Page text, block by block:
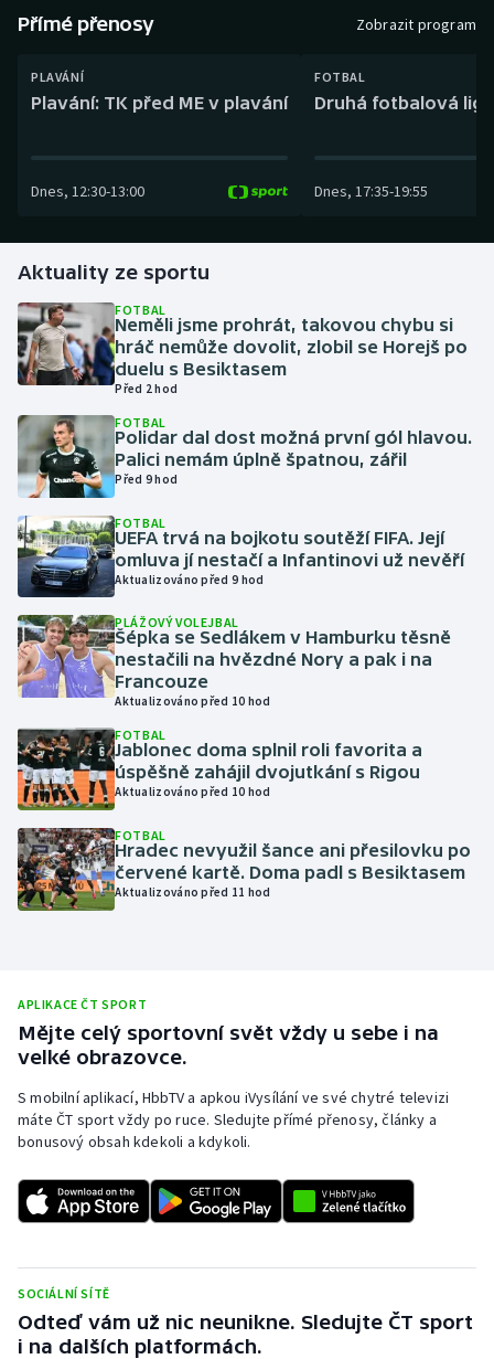
Boby a skeleton
Box
Futsal
Golf
Gymnastika
Házená
Jezdectví
Judo
Krasobruslení
Lezení
Lyže a snowboard
Moderní pětiboj
Motorsport
Olympijské hry
Parasport
Rychlobruslení
Rychlostní kanoistika
Sportovní střelba
Stolní tenis
AZ kvíz
Přímé přenosy Zobrazit program
PLAVÁNÍ
Plavání: TK před ME v plavání
Dnes, 12:30-13:00
FOTBAL
Druhá fotbalová
Dnes, 17:35-19:55
Aktuality ze sportu
FOTBAL
Neměli jsme prohrát, takovou chybu si
hráč nemůže dovolit, zlobil se Horejš po
duelu s Besiktasem
Před 2 hod
FOTBAL
Polidar dal dost možná první gól hlavou.
Palici nemám úplně špatnou, zářil
Před 9 hod
FOTBAL
UEFA trvá na bojkotu soutěží FIFA. Její
omluva jí nestačí a Infantinovi už nevěří
Aktualizováno před 9 hod
PLÁŽOVÝ VOLEJBAL
Šépka se Sedlákem v Hamburku těsně
nestačili na hvězdné Nory a pak i na
Francouze
Aktualizováno před 10 hod
FOTBAL
Jablonec doma splnil roli favorita a
úspěšně zahájil dvojutkání s Rigou
Aktualizováno před 10 hod
FOTBAL
Hradec nevyužil šance ani přesilovku po
červené kartě. Doma padl s Besiktasem
Aktualizováno před 11 hod
APLIKACE ČT SPORT
Mějte celý sportovní svět vždy u sebe i na
velké obrazovce.
S mobilní aplikací, HbbTV a apkou iVysílání ve své chytré televizi
máte ČT sport vždy po ruce. Sledujte přímé přenosy, články a
bonusový obsah kdekoli a kdykoli.
SOCIÁLNÍ SÍTĚ
Odteď vám už nic neunikne. Sledujte ČT sport
i na dalších platformách.